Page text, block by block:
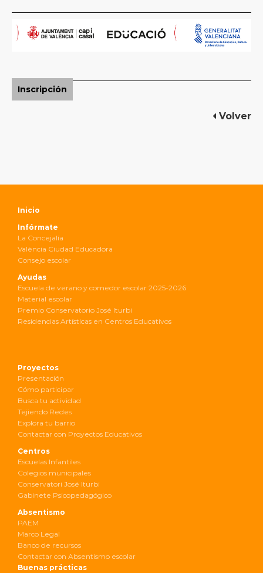
Inscripción
Volver
Inicio
Infórmate
La Concejalía
València Ciudad Educadora
Consejo escolar
Ayudas
Escuela de verano y comedor escolar 2025-2026
Material escolar
Premio Conservatorio José Iturbi
Residencias Artísticas en Centros Educativos
Proyectos
Presentación
Cómo participar
Busca tu actividad
Tejiendo Redes
Explora tu barrio
Contactar con Proyectos Educativos
Centros
Escuelas Infantiles
Colegios municipales
Conservatori José Iturbi
Gabinete Psicopedagógico
Absentismo
PAEM
Marco Legal
Banco de recursos
Contactar con Absentismo escolar
Buenas prácticas